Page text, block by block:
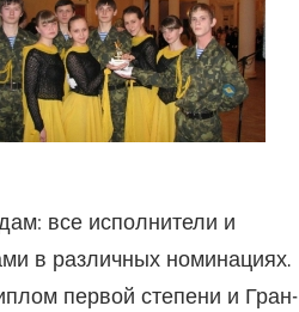
все исполнители и
в различных номинациях.
первой степени и Гран-